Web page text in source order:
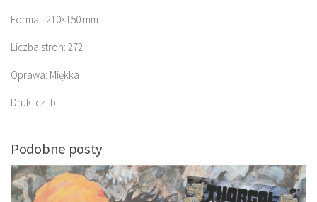
Format: 210×150 mm
Liczba stron: 272
Oprawa: Miękka
Druk: cz.-b.
Podobne posty